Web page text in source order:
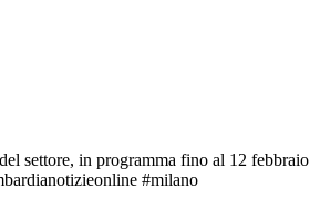
settore, in programma fino al 12 febbraio
#milano